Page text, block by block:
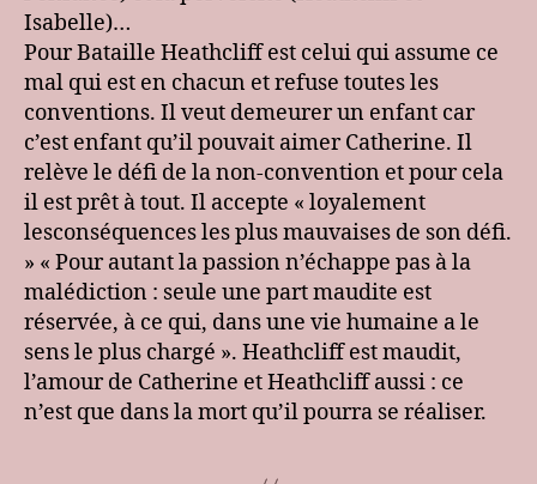
Isabelle)…
Pour Bataille Heathcliff est celui qui assume ce
mal qui est en chacun et refuse toutes les
conventions. Il veut demeurer un enfant car
c’est enfant qu’il pouvait aimer Catherine. Il
relève le défi de la non-convention et pour cela
il est prêt à tout. Il accepte « loyalement
lesconséquences les plus mauvaises de son défi.
» « Pour autant la passion n’échappe pas à la
malédiction : seule une part maudite est
réservée, à ce qui, dans une vie humaine a le
sens le plus chargé ». Heathcliff est maudit,
l’amour de Catherine et Heathcliff aussi : ce
n’est que dans la mort qu’il pourra se réaliser.